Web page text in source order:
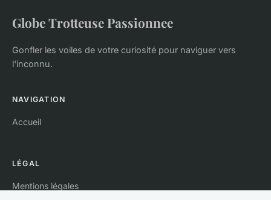
Globe Trotteuse Passionnee
Gonfler les voiles de votre curiosité pour naviguer vers
l'inconnu.
NAVIGATION
Accueil
LÉGAL
Mentions légales